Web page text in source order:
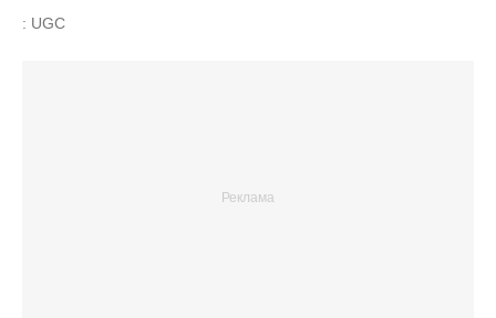
: UGC